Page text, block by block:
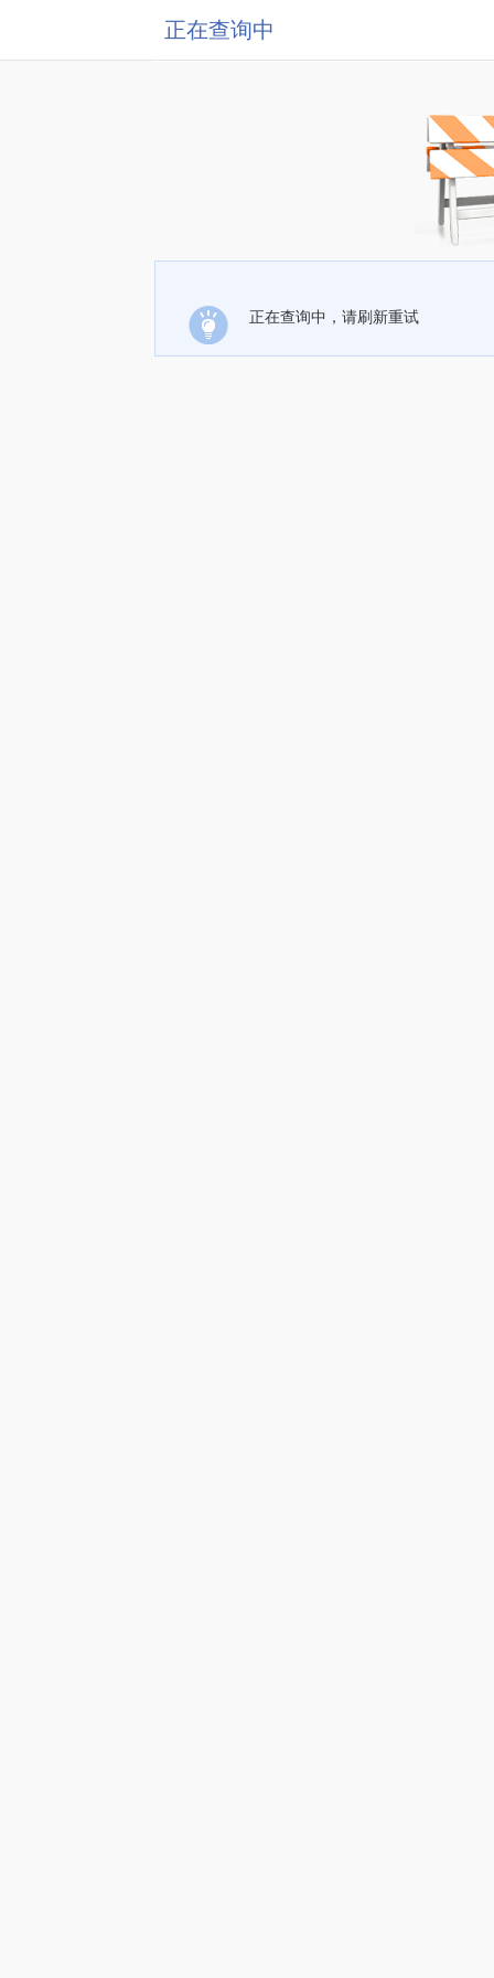
正在查询中
正在查询中，请刷新重试